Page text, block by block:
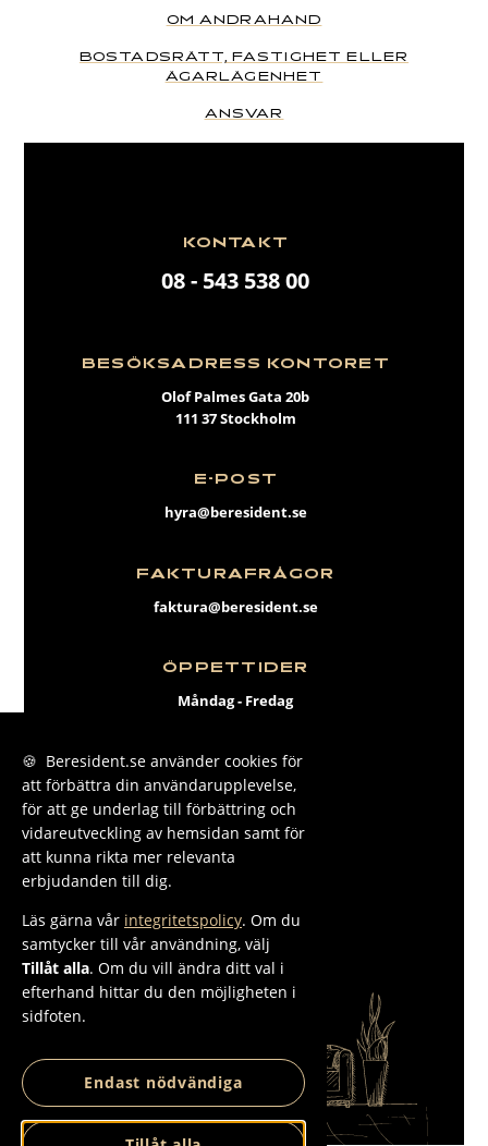
OM ANDRAHAND
BOSTADSRÄTT, FASTIGHET ELLER
ÄGARLÄGENHET
ANSVAR
KONTAKT
08 - 543 538 00
BESÖKSADRESS KONTORET
Olof Palmes Gata 20b
111 37 Stockholm
E-POST
hyra@beresident.se
FAKTURAFRÅGOR
faktura@beresident.se
ÖPPETTIDER
Måndag - Fredag
FACEBOOK
INSTAGRAM
🍪 Beresident.se använder cookies för
att förbättra din användarupplevelse,
för att ge underlag till förbättring och
vidareutveckling av hemsidan samt för
att kunna rikta mer relevanta
erbjudanden till dig.
Läs gärna vår integritetspolicy. Om du
samtycker till vår användning, välj
Tillåt alla. Om du vill ändra ditt val i
efterhand hittar du den möjligheten i
sidfoten.
Endast nödvändiga